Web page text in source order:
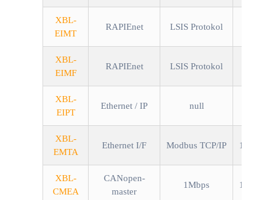
XBL-
EIMT
RAPIEnet LSIS Protokol
XBL-
EIMF
RAPIEnet LSIS Protokol
XBL-
EIPT
Ethernet / IP null
XBL-
EMTA
Ethernet I/F Modbus TCP/IP 10/
XBL-
CMEA
CANopen-
master
1Mbps 10/